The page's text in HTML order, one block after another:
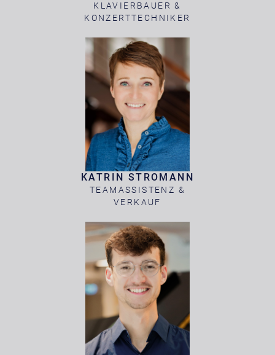
KLAVIERBAUER &
KONZERTTECHNIKER
KATRIN STROMANN
TEAMASSISTENZ &
VERKAUF